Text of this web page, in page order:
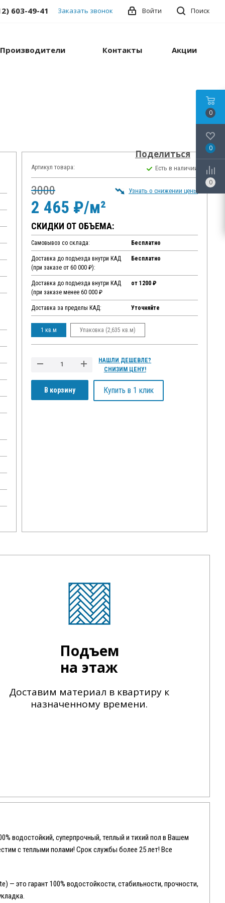
Поиск
Войти
603-49-41 Заказать звонок
Производители Контакты Акции
Поделиться
Артикул товара: Есть в наличии
3000
2 465 ₽/м²
Узнать о снижении цены
СКИДКИ ОТ ОБЪЕМА:
Самовывоз со склада: Бесплатно
Доставка до подъезда внутри КАД
(при заказе от 60 000 ₽):
Бесплатно
Доставка до подъезда внутри КАД
(при заказе менее 60 000 ₽
от 1200 ₽
Доставка за пределы КАД: Уточняйте
1 кв.м Упаковка (2,635 кв.м)
В корзину
НАШЛИ ДЕШЕВЛЕ?
СНИЗИМ ЦЕНУ!
Купить в 1 клик
Подъем
на этаж
Доставим материал в квартиру к
назначенному времени.
водостойкий, суперпрочный, теплый и тихий пол в Вашем
с теплыми полами! Срок службы более 25 лет! Все
— это гарант 100% водостойкости, стабильности, прочности,
0
0
0